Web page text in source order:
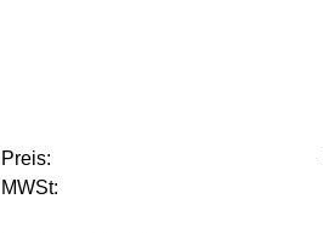
Preis:
MWSt: